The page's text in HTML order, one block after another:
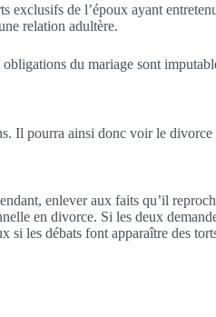
exclusifs de l’époux ayant
relation adultère.
du mariage sont
Il pourra ainsi donc voir le divorce
enlever aux faits qu’il
en divorce. Si les deux
les débats font apparaître des